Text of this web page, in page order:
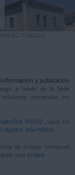
PÚBLICO
información y publicación
a través de la Sede
interesado, en
RHU02 , para los
registro telemático
esteenlace.